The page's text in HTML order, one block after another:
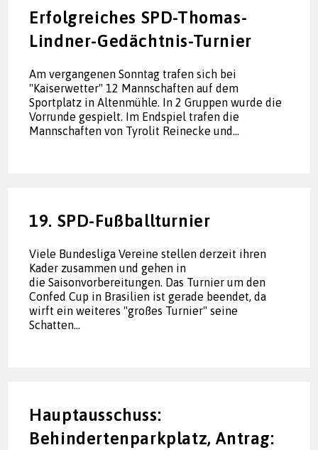
Erfolgreiches SPD-Thomas-
Lindner-Gedächtnis-Turnier
Am vergangenen Sonntag trafen sich bei
"Kaiserwetter" 12 Mannschaften auf dem
Sportplatz in Altenmühle. In 2 Gruppen wurde die
Vorrunde gespielt. Im Endspiel trafen die
Mannschaften von Tyrolit Reinecke und…
19. SPD-Fußballturnier
Viele Bundesliga Vereine stellen derzeit ihren
Kader zusammen und gehen in
die Saisonvorbereitungen. Das Turnier um den
Confed Cup in Brasilien ist gerade beendet, da
wirft ein weiteres "großes Turnier" seine
Schatten…
Hauptausschuss:
Behindertenparkplatz, Antrag: